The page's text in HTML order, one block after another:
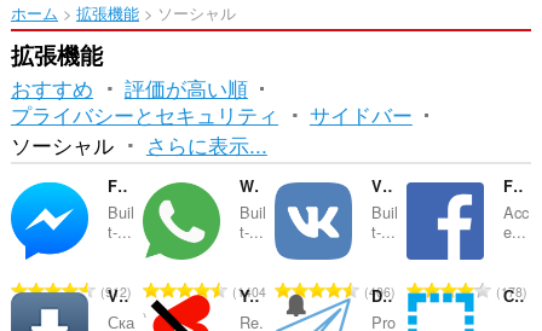
移
動
ホーム 拡張機能 ソーシャル
拡張機能
おすすめ
評価が高い順
プライバシーとセキュリティ
サイドバー
ソーシャル
並
べ
替
え
お
さらに表示...
Facebook Messenger
Buil
t-...
評
価
912
WhatsApp
Buil
t-...
評
価
1404
VKontakte
Buil
t-...
評
価
406
Facebook Opera Sidebar
Acc
e...
評178
VK Saver
Ска
Youtube Shorts Blocker
Re.
Desktop Messenger for Telegram™
Pro
Скриншотер